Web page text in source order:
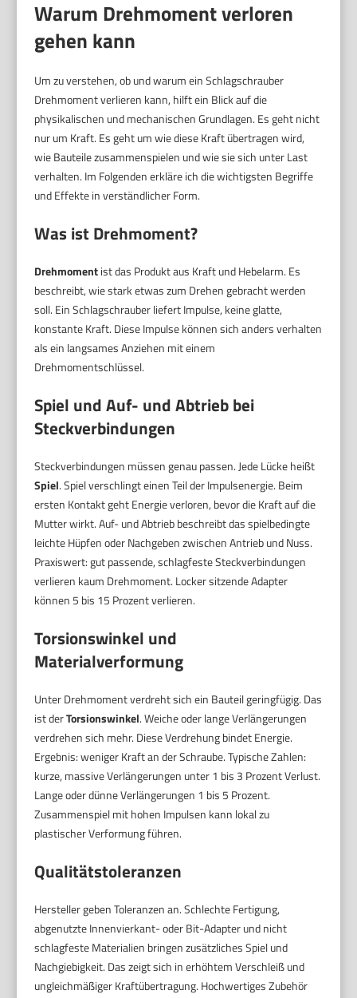
Warum Drehmoment verloren
gehen kann
Um zu verstehen, ob und warum ein Schlagschrauber
Drehmoment verlieren kann, hilft ein Blick auf die
physikalischen und mechanischen Grundlagen. Es geht nicht
nur um Kraft. Es geht um wie diese Kraft übertragen wird,
wie Bauteile zusammenspielen und wie sie sich unter Last
verhalten. Im Folgenden erkläre ich die wichtigsten Begriffe
und Effekte in verständlicher Form.
Was istDrehmoment?
Drehmomentist das Produkt aus Kraft und Hebelarm. Es
beschreibt, wie stark etwas zum Drehen gebracht werden
soll. Ein Schlagschrauber liefert Impulse, keine glatte,
konstante Kraft. Diese Impulse können sich anders verhalten
als ein langsames Anziehen mit einem
Drehmomentschlüssel.
Spiel undAuf- und Abtriebbei
Steckverbindungen
Steckverbindungen müssen genau passen. Jede Lücke heißt
Spiel. Spiel verschlingt einen Teil der Impulsenergie. Beim
ersten Kontakt geht Energie verloren, bevor die Kraft auf die
Mutter wirkt. Auf- und Abtrieb beschreibt das spielbedingte
leichte Hüpfen oder Nachgeben zwischen Antrieb und Nuss.
Praxiswert: gut passende, schlagfeste Steckverbindungen
verlieren kaum Drehmoment. Locker sitzende Adapter
können 5 bis 15 Prozent verlieren.
Torsionswinkel und
Materialverformung
Unter Drehmoment verdreht sich ein Bauteil geringfügig. Das
ist derTorsionswinkel. Weiche oder lange Verlängerungen
verdrehen sich mehr. Diese Verdrehung bindet Energie.
Ergebnis: weniger Kraft an der Schraube. Typische Zahlen:
kurze, massive Verlängerungen unter 1 bis 3 Prozent Verlust.
Lange oder dünne Verlängerungen 1 bis 5 Prozent.
Zusammenspiel mit hohen Impulsen kann lokal zu
plastischer Verformung führen.
Qualitätstoleranzen
Hersteller geben Toleranzen an. Schlechte Fertigung,
abgenutzte Innenvierkant- oder Bit-Adapter und nicht
schlagfeste Materialien bringen zusätzliches Spiel und
Nachgiebigkeit. Das zeigt sich in erhöhtem Verschleiß und
ungleichmäßiger Kraftübertragung. Hochwertiges Zubehör